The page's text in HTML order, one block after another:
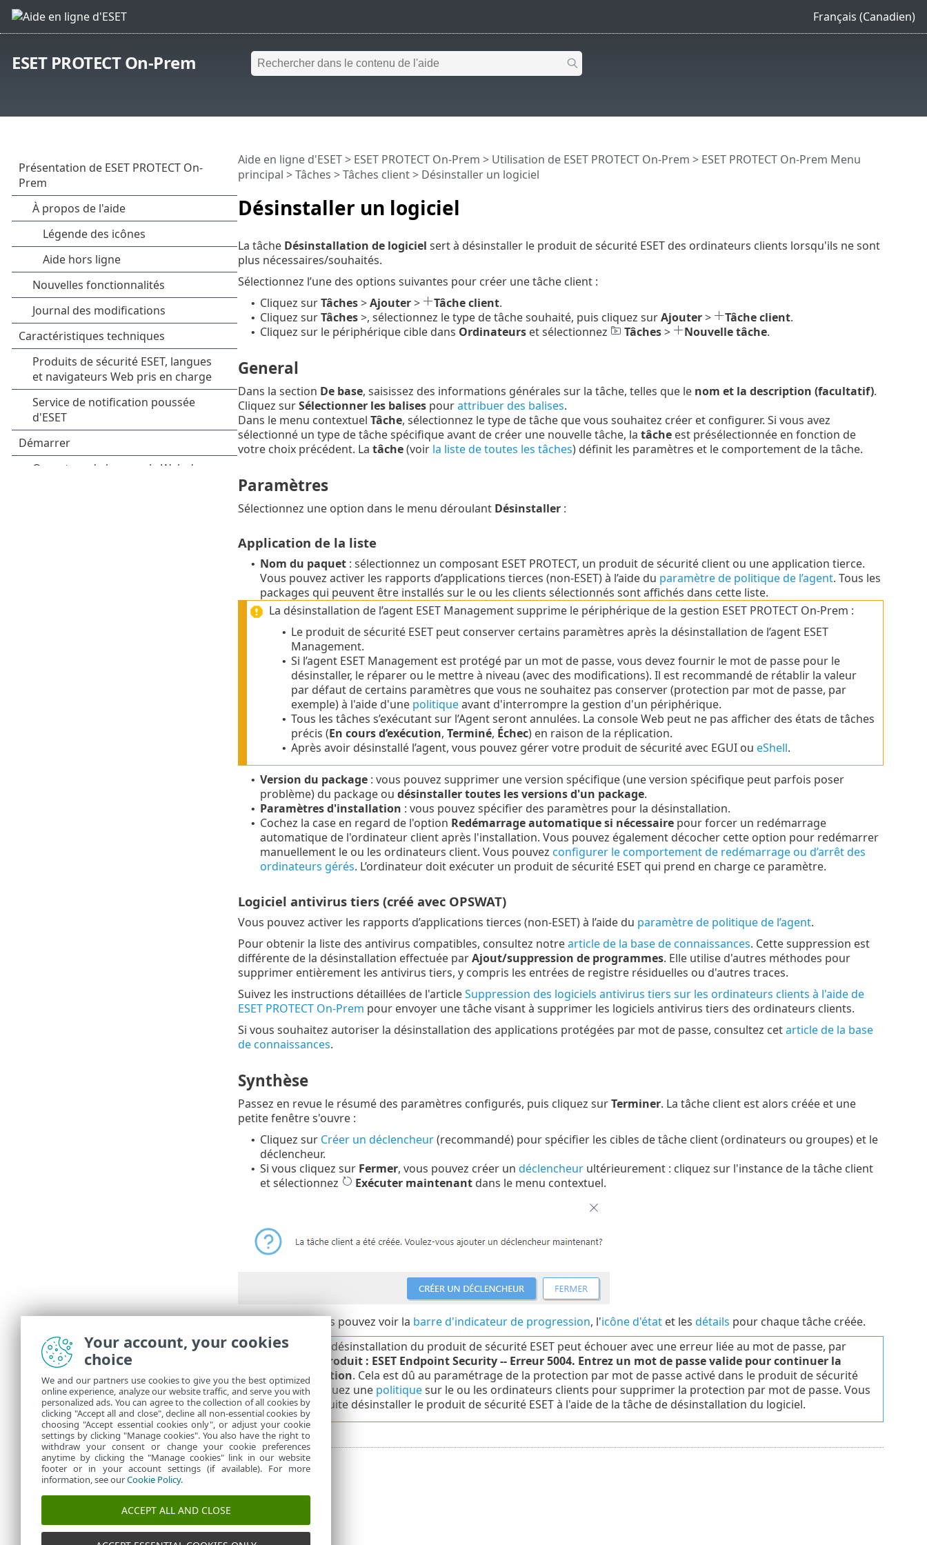
Français (Canadien)
ESET PROTECT On-Prem
Désinstaller un logiciel
Aide en ligne d'ESET> ESET PROTECT On-Prem > Utilisation de ESET PROTECT On-Prem > ESET PROTECT On-Prem Menu
principal >Tâches >Tâches client> Désinstaller un logiciel
La tâche Désinstallation de logiciel sert à désinstaller le produit de sécurité ESET des ordinateurs clients lorsqu'ils ne sont
plus nécessaires/souhaités.
Sélectionnez l’une des options suivantes pour créer une tâche client :
• Cliquez surTâches>Ajouter> Tâche client.
• Cliquez surTâches>, sélectionnez le type de tâche souhaité, puis cliquez surAjouter> Tâche client.
• Cliquez sur le périphérique cible dans Ordinateurset sélectionnez Tâches> Nouvelle tâche.
General
Dans la section De base, saisissez des informations générales sur la tâche, telles que le nom et la description (facultatif).
Cliquez surSélectionner les balisespourattribuer des balises.
Dans le menu contextuel Tâche, sélectionnez le type de tâche que vous souhaitez créer et configurer. Si vous avez
sélectionné un type de tâche spécifique avant de créer une nouvelle tâche, la tâcheest présélectionnée en fonction de
votre choix précédent. La tâche(voir la liste de toutes les tâches) définit les paramètres et le comportement de la tâche.
Paramètres
Sélectionnez une option dans le menu déroulant Désinstaller:
Application de la liste
• Nom du paquet: sélectionnez un composant ESET PROTECT, un produit de sécurité client ou une application tierce.
Vous pouvez activer les rapports d’applications tierces (non-ESET) à l’aide du paramètre de politique de l’agent. Tous les
packages qui peuvent être installés sur le ou les clients sélectionnés sont affichés dans cette liste.
La désinstallation de l’agent ESET Management supprime le périphérique de la gestion ESET PROTECT On-Prem :
• Le produit de sécurité ESET peut conserver certains paramètres après la désinstallation de l’agent ESET
Management.
• Si l’agent ESET Management est protégé par un mot de passe, vous devez fournir le mot de passe pour le
désinstaller, le réparer ou le mettre à niveau (avec des modifications). Il est recommandé de rétablir la valeur
par défaut de certains paramètres que vous ne souhaitez pas conserver (protection par mot de passe, par
exemple) à l'aide d'une politiqueavant d'interrompre la gestion d'un périphérique.
• Tous les tâches s’exécutant sur l’Agent seront annulées. La console Web peut ne pas afficher des états de tâches
précis (En cours d’exécution, Terminé, Échec) en raison de la réplication.
• Après avoir désinstallé l’agent, vous pouvez gérer votre produit de sécurité avec EGUI ou eShell.
• Version du package: vous pouvez supprimer une version spécifique (une version spécifique peut parfois poser
problème) du package ou désinstaller toutes les versions d'un package.
• Paramètres d'installation : vous pouvez spécifier des paramètres pour la désinstallation.
• Cochez la case en regard de l'option Redémarrage automatique si nécessairepour forcer un redémarrage
automatique de l'ordinateur client après l'installation. Vous pouvez également décocher cette option pour redémarrer
manuellement le ou les ordinateurs client. Vous pouvez configurer le comportement de redémarrage ou d’arrêt des
ordinateurs gérés. L’ordinateur doit exécuter un produit de sécurité ESET qui prend en charge ce paramètre.
Logiciel antivirus tiers (créé avec OPSWAT)
Vous pouvez activer les rapports d’applications tierces (non-ESET) à l’aide du paramètre de politique de l’agent.
Pour obtenir la liste des antivirus compatibles, consultez notrearticle de la base de connaissances. Cette suppression est
différente de la désinstallation effectuée parAjout/suppression de programmes. Elle utilise d'autres méthodes pour
supprimer entièrement les antivirus tiers, y compris les entrées de registre résiduelles ou d'autres traces.
Suivez les instructions détaillées de l'articleSuppression des logiciels antivirus tiers sur les ordinateurs clients à l'aide de
ESET PROTECT On-Prem pour envoyer une tâche visant à supprimer les logiciels antivirus tiers des ordinateurs clients.
Si vous souhaitez autoriser la désinstallation des applications protégées par mot de passe, consultez cetarticle de la base
de connaissances.
Synthèse
Passez en revue le résumé des paramètres configurés, puis cliquez surTerminer. La tâche client est alors créée et une
petite fenêtre s'ouvre :
• Cliquez sur Créer un déclencheur(recommandé) pour spécifier les cibles de tâche client (ordinateurs ou groupes) et le
déclencheur.
• Si vous cliquez sur Fermer, vous pouvez créer un déclencheurultérieurement : cliquez sur l'instance de la tâche client
et sélectionnez
Exécuter maintenantdans le menu contextuel.
, vous pouvez voir la barre d'indicateur de progression, l'icône d'étatet les détails pour chaque tâche créée.
La tâche de désinstallation du produit de sécurité ESET peut échouer avec une erreur liée au mot de passe, par
Produit : ESET Endpoint Security -- Erreur 5004. Entrez un mot de passe valide pour continuer la
désinstallation. Cela est dû au paramétrage de la protection par mot de passe activé dans le produit de sécurité
ESET. Appliquez une politiquesur le ou les ordinateurs clients pour supprimer la protection par mot de passe. Vous
pouvez ensuite désinstaller le produit de sécurité ESET à l'aide de la tâche de désinstallation du logiciel.
Your account, your cookies
choice
We and our partners use cookies to give you the best optimized
online experience, analyze our website traffic, and serve you with
personalized ads. You can agree to the collection of all cookies by
clicking "Accept all and close", decline all non-essential cookies by
choosing "Accept essential cookies only", or adjust your cookie
settings by clicking "Manage cookies". You also have the right to
withdraw your consent or change your cookie preferences
anytime by clicking the "Manage cookies" link in our website
footer or in your account settings (if available). For more
information, see ourCookie Policy.
ACCEPT ALL AND CLOSE